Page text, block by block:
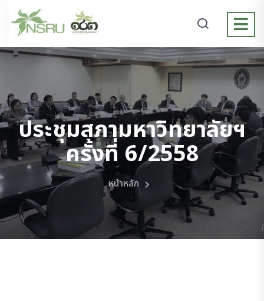
ประชุมสภามหาวิทยาลัยฯ
ครั้งที่ 6/2558
หน้าหลัก